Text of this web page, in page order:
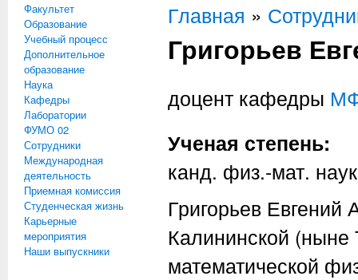
Факультет
Образование
Учебный процесс
Дополнительное
образование
Наука
Кафедры
Лаборатории
ФУМО 02
Сотрудники
Международная
деятельность
Приемная комиссия
Студенческая жизнь
Карьерные
мероприятия
Наши выпускники
Вы здесь
Главная »
Григорьев
доцент кафедры
Ученая степень:
канд. физ.-мат. наук
Григорьев Евгений
Калининской
математической